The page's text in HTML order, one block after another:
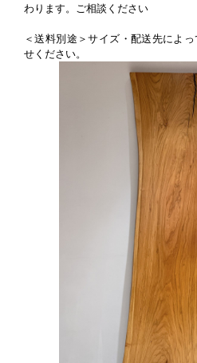
わります。ご相談ください
＜送料別途＞サイズ・配送先によ
せください。